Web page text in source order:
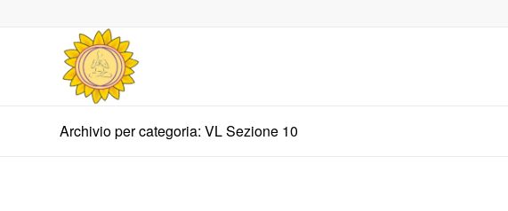
Archivio per categoria: VL Sezione 10